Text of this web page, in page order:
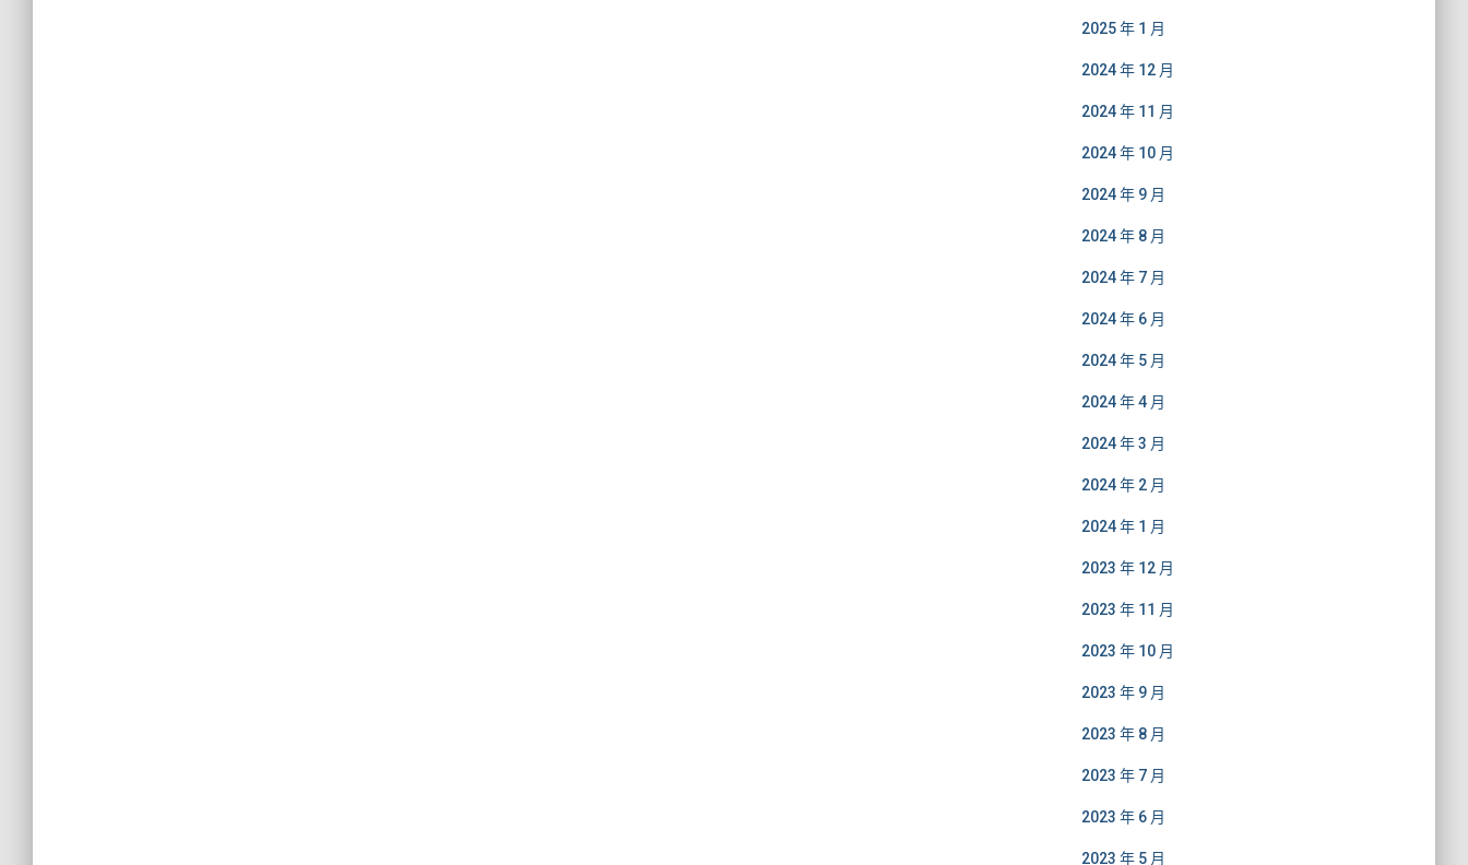
2025 年 1 月
2024 年 12 月
2024 年 11 月
2024 年 10 月
2024 年 9 月
2024 年 8 月
2024 年 7 月
2024 年 6 月
2024 年 5 月
2024 年 4 月
2024 年 3 月
2024 年 2 月
2024 年 1 月
2023 年 12 月
2023 年 11 月
2023 年 10 月
2023 年 9 月
2023 年 8 月
2023 年 7 月
2023 年 6 月
2023 年 5 月